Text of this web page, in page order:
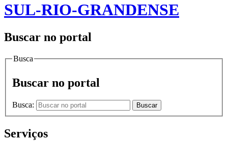
SUL-RIO-GRANDENSE
Buscar no portal
Busca
Buscar no portal
Busca: Buscar
Serviços